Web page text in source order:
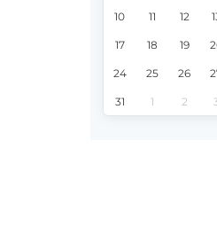
10 11 12
17 18 19
24 25 26
31 1 2